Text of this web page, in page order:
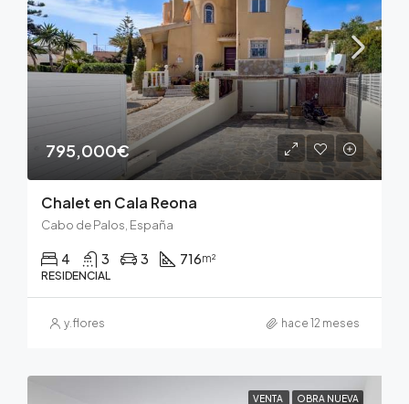
795,000€
Chalet en Cala Reona
Cabo de Palos, España
4 3 3 716m²
RESIDENCIAL
y.flores hace 12 meses
VENTA OBRA NUEVA